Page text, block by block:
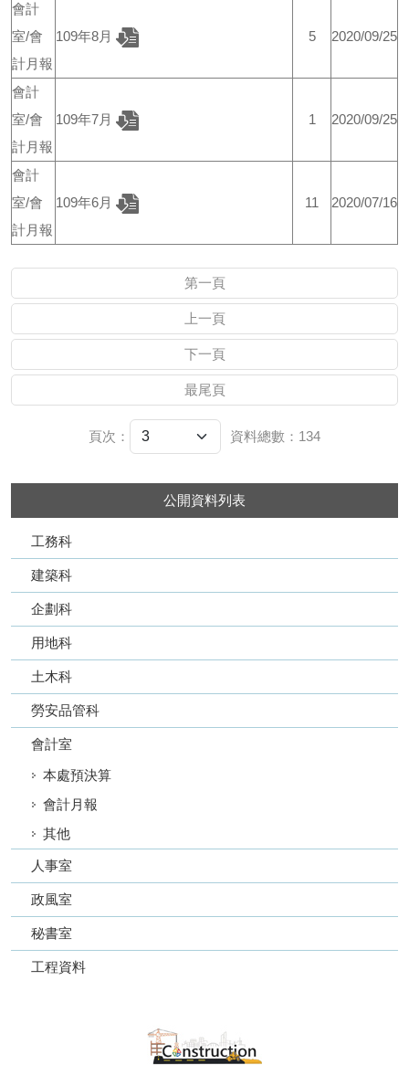
會計
室/會
計月報
109年8月 5 2020/09/25
會計
室/會
計月報
109年7月 1 2020/09/25
會計
室/會
計月報
109年6月 11 2020/07/16
第一頁
上一頁
下一頁
最尾頁
頁次： 資料總數：134
公開資料列表
工務科
建築科
企劃科
用地科
土木科
勞安品管科
會計室
本處預決算
會計月報
其他
人事室
政風室
秘書室
工程資料